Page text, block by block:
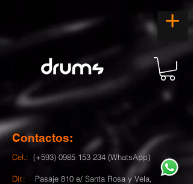
Contactos:
Cel.: (+593) 0985 153 234 (WhatsApp)
Dir.:
Pasaje 810 e/ Santa Rosa y Vela,